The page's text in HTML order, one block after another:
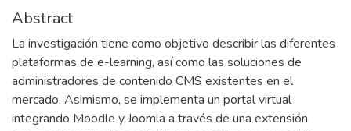
Abstract
La investigación tiene como objetivo describir las diferentes
plataformas de e-learning, así como las soluciones de
administradores de contenido CMS existentes en el
mercado. Asimismo, se implementa un portal virtual
integrando Moodle y Joomla a través de una extensión